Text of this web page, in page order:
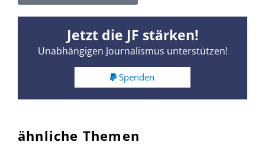
Jetzt die JF stärken!
Unabhängigen Journalismus unterstützen!
Spenden
ähnliche Themen